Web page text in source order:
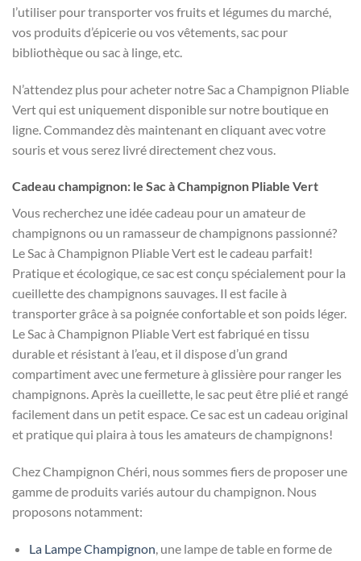
l’utiliser pour transporter vos fruits et légumes du marché,
vos produits d’épicerie ou vos vêtements, sac pour
bibliothèque ou sac à linge, etc.
N’attendez plus pour acheter notre Sac a Champignon Pliable
Vert qui est uniquement disponible sur notre boutique en
ligne. Commandez dès maintenant en cliquant avec votre
souris et vous serez livré directement chez vous.
Cadeau champignon: le Sac à Champignon Pliable Vert
Vous recherchez une idée cadeau pour un amateur de
champignons ou un ramasseur de champignons passionné?
Le Sac à Champignon Pliable Vert est le cadeau parfait!
Pratique et écologique, ce sac est conçu spécialement pour la
cueillette des champignons sauvages. Il est facile à
transporter grâce à sa poignée confortable et son poids léger.
Le Sac à Champignon Pliable Vert est fabriqué en tissu
durable et résistant à l’eau, et il dispose d’un grand
compartiment avec une fermeture à glissière pour ranger les
champignons. Après la cueillette, le sac peut être plié et rangé
facilement dans un petit espace. Ce sac est un cadeau original
et pratique qui plaira à tous les amateurs de champignons!
Chez Champignon Chéri, nous sommes fiers de proposer une
gamme de produits variés autour du champignon. Nous
proposons notamment:
La Lampe Champignon, une lampe de table en forme de